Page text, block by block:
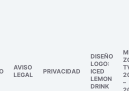
AVISO
LEGAL
PRIVACIDAD
DISEÑO
LOGO:
ICED
LEMON
DRINK
–